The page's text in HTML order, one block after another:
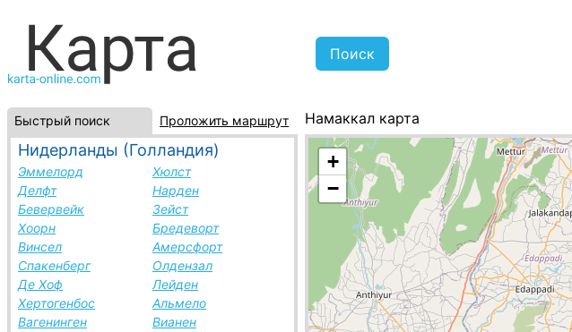
Быстрый поиск Проложить маршрут
Нидерланды (Голландия)
Эммелорд
Хюлст
Делфт
Нарден
Бевервейк
Зейст
Хоорн
Бредеворт
Винсел
Амерсфорт
Спакенберг
Олдензал
Де Хоф
Лейден
Хертогенбос
Альмело
Вагенинген
Вианен
Намаккал карта
Индия, список городов
+
−